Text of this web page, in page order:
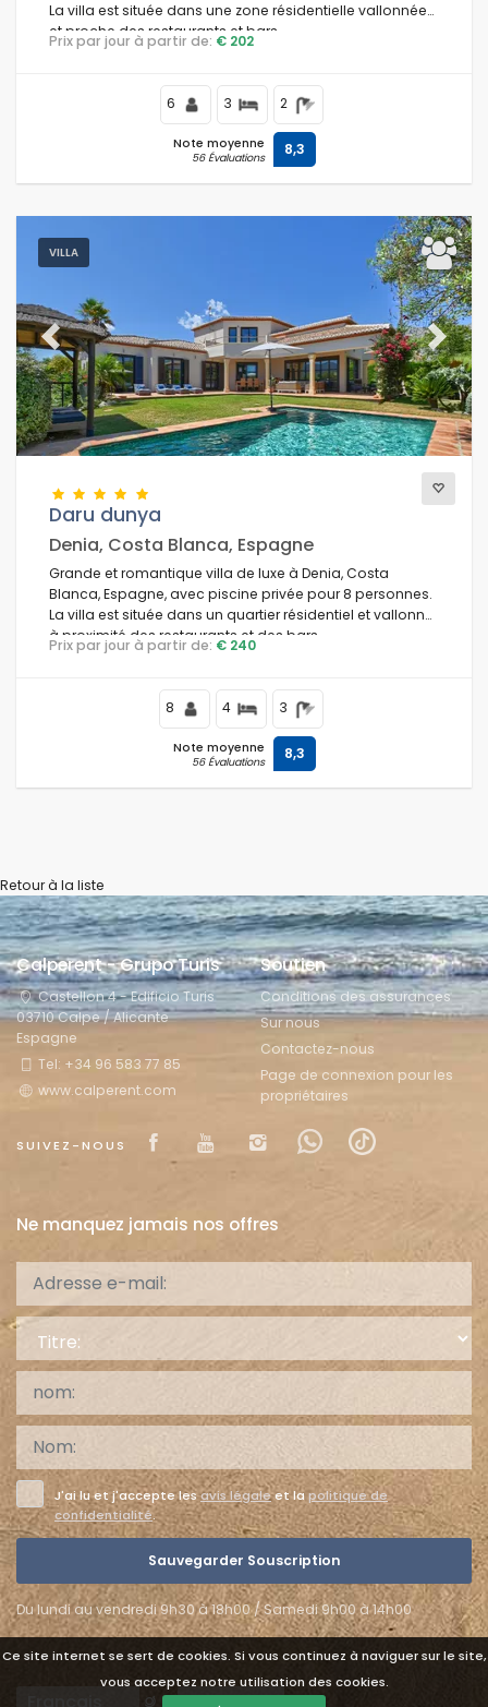
Ce site internet se sert de cookies. Si vous continuez à naviguer sur le site,
vous acceptez notre utilisation des cookies.
La villa est située dans une zone résidentielle vallonnée
et proche des restaurants et bars.
Prix par jour à partir de: € 202
6 3 2
Note moyenne
56 Évaluations 8,3
VILLA
Previous Next
Daru dunya
Denia, Costa Blanca, Espagne
Grande et romantique villa de luxe à Denia, Costa
Blanca, Espagne, avec piscine privée pour 8 personnes.
La villa est située dans un quartier résidentiel et vallonné,
à proximité des restaurants et des bars.
Prix par jour à partir de: € 240
8 4 3
Note moyenne
56 Évaluations 8,3
Retour à la liste
Calperent - Grupo Turis
Castellon 4 - Edificio Turis
03710 Calpe / Alicante
Espagne
Tel: +34 96 583 77 85
www.calperent.com
SUIVEZ-NOUS Visit our Facebook page
Visit our youtube page
Visit our isntagram
Visit ourVisit our
Soutien
Conditions des assurances
Sur nous
Contactez-nous
Page de connexion pour les
propriétaires
Ne manquez jamais nos offres
Titre:
J'ai lu et j'accepte lesavis légaleet lapolitique de
confidentialité.
Sauvegarder Souscription
Du lundi au vendredi 9h30 à 18h00 / Samedi 9h00 à 14h00
Currencies